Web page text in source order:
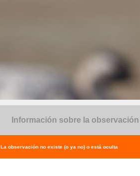
Información sobre la observación
La observación no existe (o ya no) o está oculta